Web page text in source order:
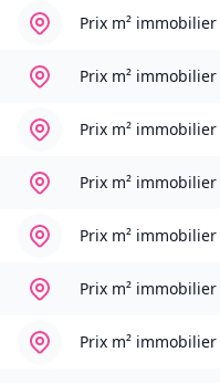
Prix m² immobilier
Prix m² immobilier
Prix m² immobilier
Prix m² immobilier
Prix m² immobilier
Prix m² immobilier
Prix m² immobilier